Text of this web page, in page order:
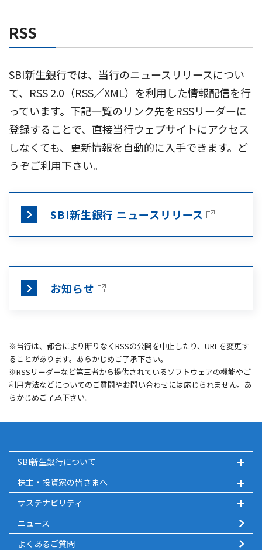
RSS
SBI新生銀行では、当行のニュースリリースについ
て、RSS 2.0（RSS／XML）を利用した情報配信を行
っています。下記一覧のリンク先をRSSリーダーに
登録することで、直接当行ウェブサイトにアクセス
しなくても、更新情報を自動的に入手できます。ど
うぞご利用下さい。
SBI新生銀行 ニュースリリース
お知らせ
※当行は、都合により断りなくRSSの公開を中止したり、URLを変更す
ることがあります。あらかじめご了承下さい。
※RSSリーダーなど第三者から提供されているソフトウェアの機能やご
利用方法などについてのご質問やお問い合わせには応じられません。あ
らかじめご了承下さい。
SBI新生銀行について
株主・投資家の皆さまへ
サステナビリティ
ニュース
よくあるご質問